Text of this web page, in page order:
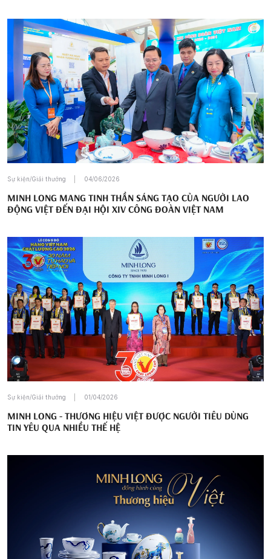
Sự kiện/Giải thưởng 04/06/2026
MINH LONG MANG TINH THẦN SÁNG TẠO CỦA NGƯỜI LAO
ĐỘNG VIỆT ĐẾN ĐẠI HỘI XIV CÔNG ĐOÀN VIỆT NAM
Sự kiện/Giải thưởng 01/04/2026
MINH LONG - THƯƠNG HIỆU VIỆT ĐƯỢC NGƯỜI TIÊU DÙNG
TIN YÊU QUA NHIỀU THẾ HỆ